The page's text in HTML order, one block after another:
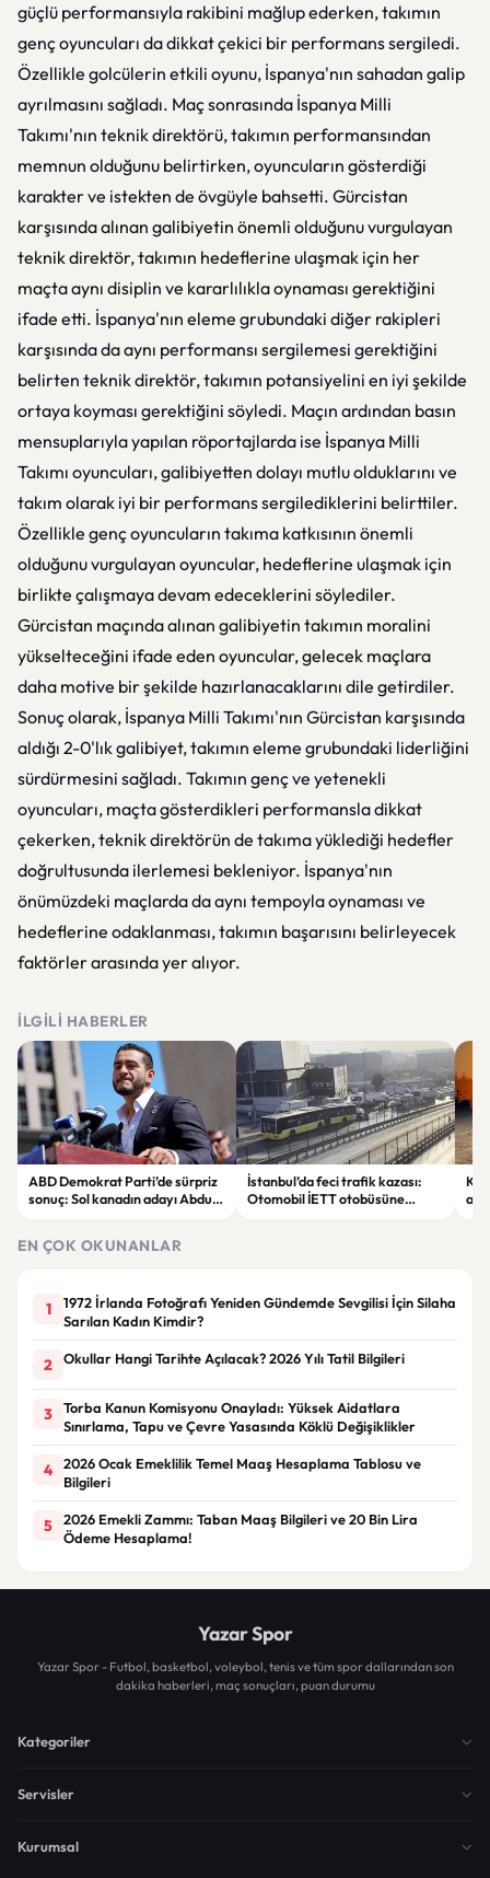
güçlü performansıyla rakibini mağlup ederken, takımın
genç oyuncuları da dikkat çekici bir performans sergiledi.
Özellikle golcülerin etkili oyunu, İspanya'nın sahadan galip
ayrılmasını sağladı. Maç sonrasında İspanya Milli
Takımı'nın teknik direktörü, takımın performansından
memnun olduğunu belirtirken, oyuncuların gösterdiği
karakter ve istekten de övgüyle bahsetti. Gürcistan
karşısında alınan galibiyetin önemli olduğunu vurgulayan
teknik direktör, takımın hedeflerine ulaşmak için her
maçta aynı disiplin ve kararlılıkla oynaması gerektiğini
ifade etti. İspanya'nın eleme grubundaki diğer rakipleri
karşısında da aynı performansı sergilemesi gerektiğini
belirten teknik direktör, takımın potansiyelini en iyi şekilde
ortaya koyması gerektiğini söyledi. Maçın ardından basın
mensuplarıyla yapılan röportajlarda ise İspanya Milli
Takımı oyuncuları, galibiyetten dolayı mutlu olduklarını ve
takım olarak iyi bir performans sergilediklerini belirttiler.
Özellikle genç oyuncuların takıma katkısının önemli
olduğunu vurgulayan oyuncular, hedeflerine ulaşmak için
birlikte çalışmaya devam edeceklerini söylediler.
Gürcistan maçında alınan galibiyetin takımın moralini
yükselteceğini ifade eden oyuncular, gelecek maçlara
daha motive bir şekilde hazırlanacaklarını dile getirdiler.
Sonuç olarak, İspanya Milli Takımı'nın Gürcistan karşısında
aldığı 2-0'lık galibiyet, takımın eleme grubundaki liderliğini
sürdürmesini sağladı. Takımın genç ve yetenekli
oyuncuları, maçta gösterdikleri performansla dikkat
çekerken, teknik direktörün de takıma yüklediği hedefler
doğrultusunda ilerlemesi bekleniyor. İspanya'nın
önümüzdeki maçlarda da aynı tempoyla oynaması ve
hedeflerine odaklanması, takımın başarısını belirleyecek
faktörler arasında yer alıyor.
İLGILI HABERLER
ABD Demokrat Parti’de sürpriz
sonuç: Sol kanadın adayı Abdul
İstanbul’da feci trafik kazası:
Otomobil İETT otobüsüne
EN ÇOK OKUNANLAR
1
1972 İrlanda Fotoğrafı Yeniden Gündemde Sevgilisi İçin Silaha
Sarılan Kadın Kimdir?
2 Okullar Hangi Tarihte Açılacak? 2026 Yılı Tatil Bilgileri
3
Torba Kanun Komisyonu Onayladı: Yüksek Aidatlara
Sınırlama, Tapu ve Çevre Yasasında Köklü Değişiklikler
4
2026 Ocak Emeklilik Temel Maaş Hesaplama Tablosu ve
Bilgileri
5
2026 Emekli Zammı: Taban Maaş Bilgileri ve 20 Bin Lira
Ödeme Hesaplama!
Yazar Spor
Yazar Spor - Futbol, basketbol, voleybol, tenis ve tüm spor dallarından son
dakika haberleri, maç sonuçları, puan durumu
Kategoriler
Servisler
Kurumsal